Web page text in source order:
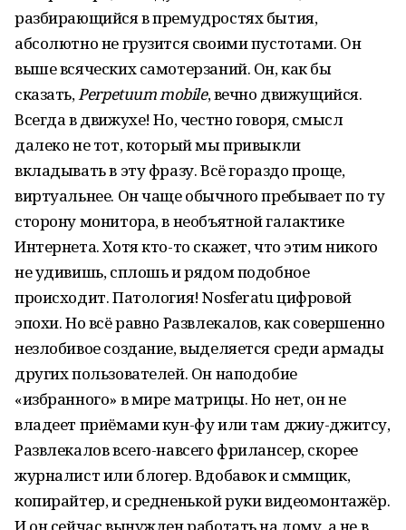
разбирающийся в премудростях бытия,
абсолютно не грузится своими пустотами. Он
выше всяческих самотерзаний. Он, как бы
сказать,Perpetuum mobile, вечно движущийся.
Всегда в движухе! Но, честно говоря, смысл
далеко не тот, который мы привыкли
вкладывать в эту фразу. Всё гораздо проще,
виртуальнее. Он чаще обычного пребывает по ту
сторону монитора, в необъятной галактике
Интернета. Хотя кто-то скажет, что этим никого
не удивишь, сплошь и рядом подобное
происходит. Патология! Nosferatu цифровой
эпохи. Но всё равно Развлекалов, как совершенно
незлобивое создание, выделяется среди армады
других пользователей. Он наподобие
«избранного» в мире матрицы. Но нет, он не
владеет приёмами кун-фу или там джиу-джитсу,
Развлекалов всего-навсего фрилансер, скорее
журналист или блогер. Вдобавок и сммщик,
копирайтер, и средненькой руки видеомонтажёр.